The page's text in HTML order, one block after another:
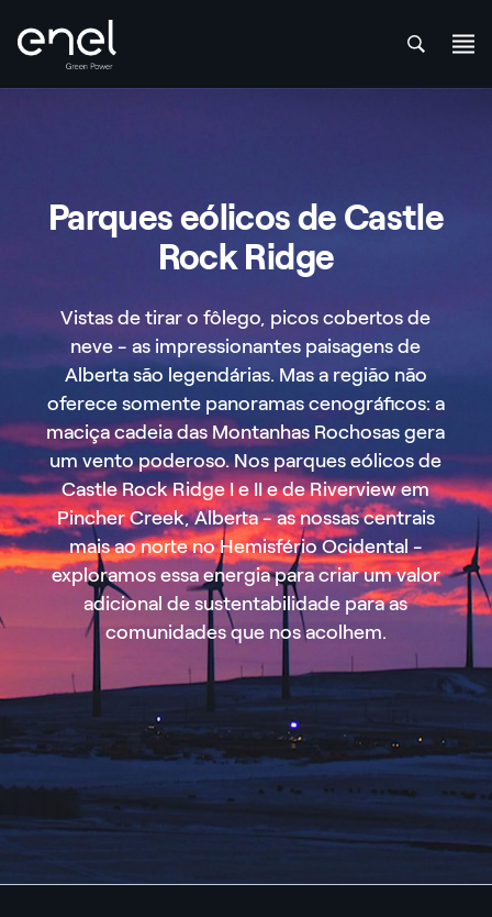
Parques eólicos de Castle
Rock Ridge
Vistas de tirar o fôlego, picos cobertos de
neve - as impressionantes paisagens de
Alberta são legendárias. Mas a região não
oferece somente panoramas cenográficos: a
maciça cadeia das Montanhas Rochosas gera
um vento poderoso. Nos parques eólicos de
Castle Rock Ridge I e II e de Riverview em
Pincher Creek, Alberta - as nossas centrais
mais ao norte no Hemisfério Ocidental -
exploramos essa energia para criar um valor
adicional de sustentabilidade para as
comunidades que nos acolhem.